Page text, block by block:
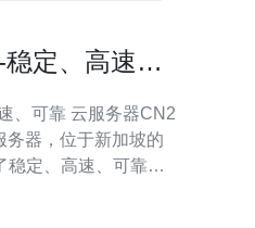
定、高速、
务器CN2
务器，位于新加坡的
稳定、高速、可靠的
用最新的硬件设备